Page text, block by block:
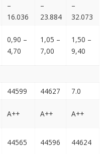
–
16.036
–
23.884
–
32.073
0,90 –
4,70
1,05 –
7,00
1,50 –
9,40
44599 44627
7.0
A++ A++ A++
44565 44596 44624